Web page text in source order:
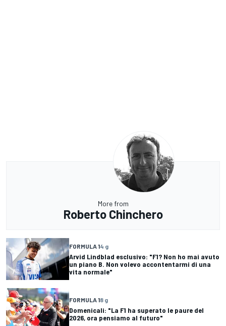
More from
Roberto Chinchero
FORMULA 14 g
Arvid Lindblad esclusivo: "F1? Non ho mai avuto
un piano B. Non volevo accontentarmi di una
vita normale"
FORMULA 18 g
Domenicali: "La F1 ha superato le paure del
2026, ora pensiamo al futuro"